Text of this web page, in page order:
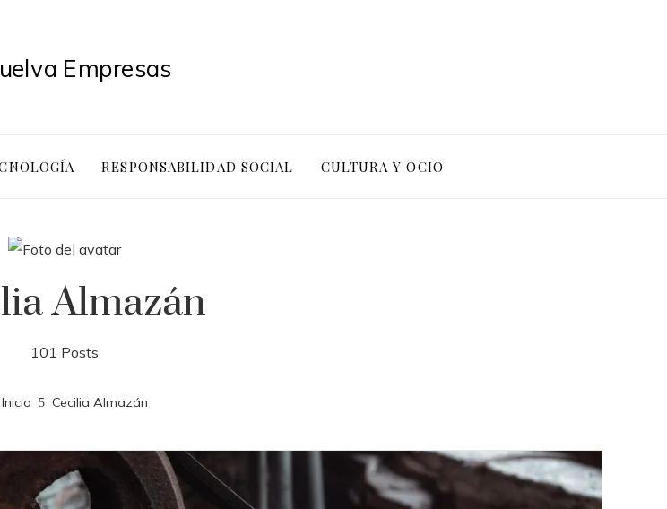
RESPONSABILIDAD SOCIAL CULTURA Y OCIO
Almazán
101 Posts
Inicio Cecilia Almazán